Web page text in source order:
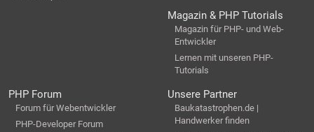
Magazin & PHP Tutorials
Magazin für PHP- und Web-
Entwickler
Lernen mit unseren PHP-
Tutorials
PHP Forum
Forum für Webentwickler
PHP-Developer Forum
Unsere Partner
Baukatastrophen.de |
Handwerker finden